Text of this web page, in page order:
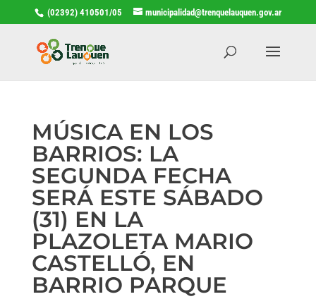
(02392) 410501/05 municipalidad@trenquelauquen.gov.ar
MÚSICA EN LOS
BARRIOS: LA
SEGUNDA FECHA
SERÁ ESTE SÁBADO
(31) EN LA
PLAZOLETA MARIO
CASTELLÓ, EN
BARRIO PARQUE